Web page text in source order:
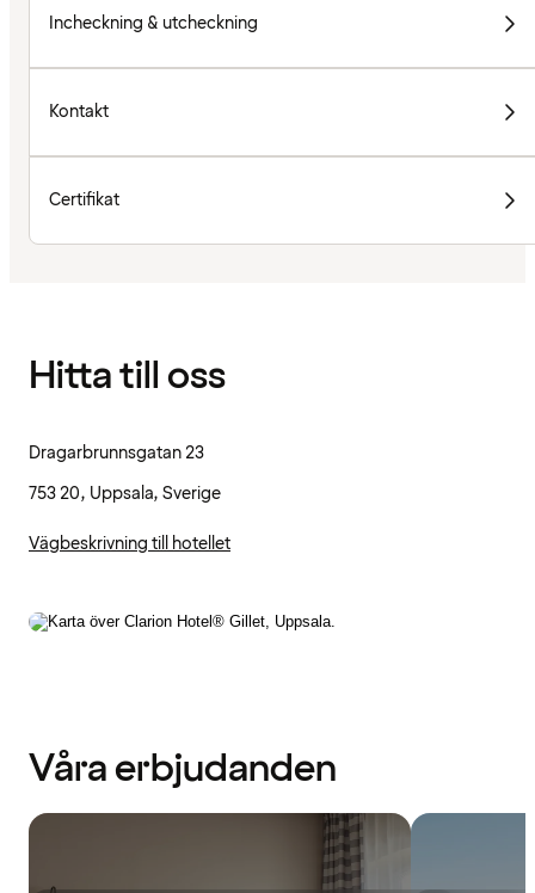
Incheckning & utcheckning
Kontakt
Certifikat
Hitta till oss
Dragarbrunnsgatan 23
753 20, Uppsala, Sverige
Vägbeskrivning till hotellet
Våra erbjudanden